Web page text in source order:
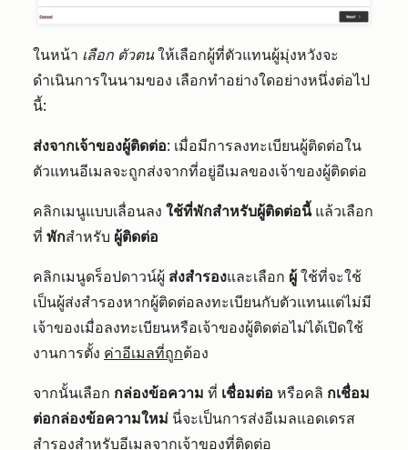
ในหน้า เลือก ตัวตน ให้เลือกผู้ที่ตัวแทนผู้มุ่งหวังจะ
ดำเนินการในนามของ เลือกทำอย่างใดอย่างหนึ่งต่อไป
นี้:
ส่งจากเจ้าของผู้ติดต่อ: เมื่อมีการลงทะเบียนผู้ติดต่อใน
ตัวแทนอีเมลจะถูกส่งจากที่อยู่อีเมลของเจ้าของผู้ติดต่อ
คลิกเมนูแบบเลื่อนลง ใช้ที่พักสำหรับผู้ติดต่อนี้แล้วเลือก
ที่ พักสำหรับ ผู้ติดต่อ
คลิกเมนูดร็อปดาวน์ผู้ ส่งสำรองและเลือก ผู้ ใช้ที่จะใช้
เป็นผู้ส่งสำรองหากผู้ติดต่อลงทะเบียนกับตัวแทนแต่ไม่มี
เจ้าของเมื่อลงทะเบียนหรือเจ้าของผู้ติดต่อไม่ได้เปิดใช้
งานการตั้ง ค่าอีเมลที่ถูกต้อง
จากนั้นเลือก กล่องข้อความ ที่ เชื่อมต่อ หรือคลิ กเชื่อม
ต่อกล่องข้อความใหม่ นี่จะเป็นการส่งอีเมลแอดเดรส
สำรองสำหรับอีเมลจากเจ้าของที่ติดต่อ